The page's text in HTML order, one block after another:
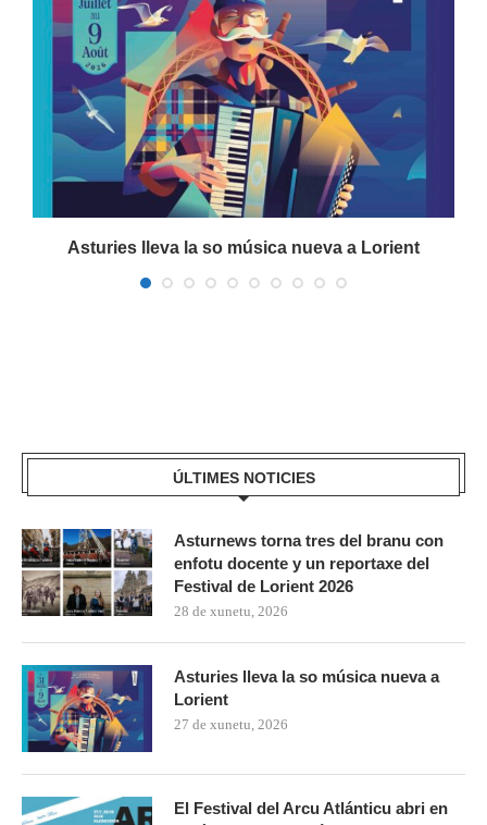
Asturies lleva la so música nueva a Lorient
ÚLTIMES NOTICIES
Asturnews torna tres del branu con
enfotu docente y un reportaxe del
Festival de Lorient 2026
28 de xunetu, 2026
Asturies lleva la so música nueva a
Lorient
27 de xunetu, 2026
El Festival del Arcu Atlánticu abri en